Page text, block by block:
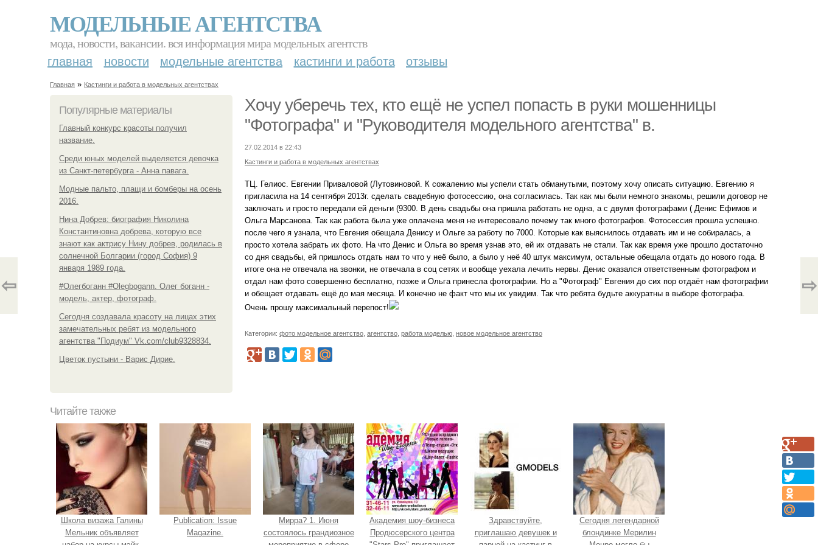
МОДЕЛЬНЫЕ АГЕНТСТВА
мода, новости, вакансии. вся информация мира модельных агентств
главная новости модельные агентства кастинги и работа отзывы
Главная » Кастинги и работа в модельных агентствах
Популярные материалы
Главный конкурс красоты получил
название.
Среди юных моделей выделяется девочка
из Санкт-петербурга - Анна павага.
Модные пальто, плащи и бомберы на осень
2016.
Нина Добрев: биография Николина
Константиновна добрева, которую все
знают как актрису Нину добрев, родилась в
солнечной Болгарии (город София) 9
января 1989 года.
#Олегбоганн #Olegbogann. Олег боганн -
модель, актер, фотограф.
Сегодня создавала красоту на лицах этих
замечательных ребят из модельного
агентства "Подиум" Vk.com/club9328834.
Цветок пустыни - Варис Дирие.
Хочу уберечь тех, кто ещё не успел попасть в руки мошенницы
"Фотографа" и "Руководителя модельного агентства" в.
27.02.2014 в 22:43
Кастинги и работа в модельных агентствах
ТЦ. Гелиос. Евгении Приваловой (Лутовиновой. К сожалению мы успели стать обманутыми, поэтому хочу описать ситуацию. Евгению я
пригласила на 14 сентября 2013г. сделать свадебную фотосессию, она согласилась. Так как мы были немного знакомы, решили договор не
заключать и просто передали ей деньги (9300. В день свадьбы она пришла работать не одна, а с двумя фотографами ( Денис Ефимов и
Ольга Марсанова. Так как работа была уже оплачена меня не интересовало почему так много фотографов. Фотосессия прошла успешно.
после чего я узнала, что Евгения обещала Денису и Ольге за работу по 7000. Которые как выяснилось отдавать им и не собиралась, а
просто хотела забрать их фото. На что Денис и Ольга во время узнав это, ей их отдавать не стали. Так как время уже прошло достаточно
со дня свадьбы, ей пришлось отдать нам то что у неё было, а было у неё 40 штук максимум, остальные обещала отдать до нового года. В
итоге она не отвечала на звонки, не отвечала в соц сетях и вообще уехала лечить нервы. Денис оказался ответственным фотографом и
отдал нам фото совершенно бесплатно, позже и Ольга принесла фотографии. Но а "Фотограф" Евгения до сих пор отдаёт нам фотографии
и обещает отдавать ещё до мая месяца. И конечно не факт что мы их увидим. Так что ребята будьте аккуратны в выборе фотографа.
Очень прошу максимальный перепост!
Категории: фото модельное агентство агентство работа моделью новое модельное агентство
⇦ ⇨
Читайте также
Школа визажа Галины
Мельник объявляет
Publication: Issue
Magazine.
Мирра? 1. Июня
состоялось грандиозное
Академия шоу-бизнеса
Продюсерского центра
Здравствуйте,
приглашаю девушек и
Сегодня легендарной
блондинке Мерилин